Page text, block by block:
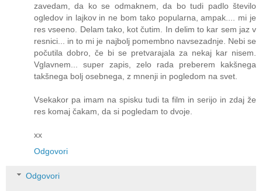
zavedam, da ko se odmaknem, da bo tudi padlo število
ogledov in lajkov in ne bom tako popularna, ampak.... mi je
res vseeno. Delam tako, kot čutim. In delim to kar sem jaz v
resnici... in to mi je najbolj pomembno navsezadnje. Nebi se
počutila dobro, če bi se pretvarajala za nekaj kar nisem.
Vglavnem... super zapis, zelo rada preberem kakšnega
takšnega bolj osebnega, z mnenji in pogledom na svet.
Vsekakor pa imam na spisku tudi ta film in serijo in zdaj že
res komaj čakam, da si pogledam to dvoje.
xx
Odgovori
Odgovori